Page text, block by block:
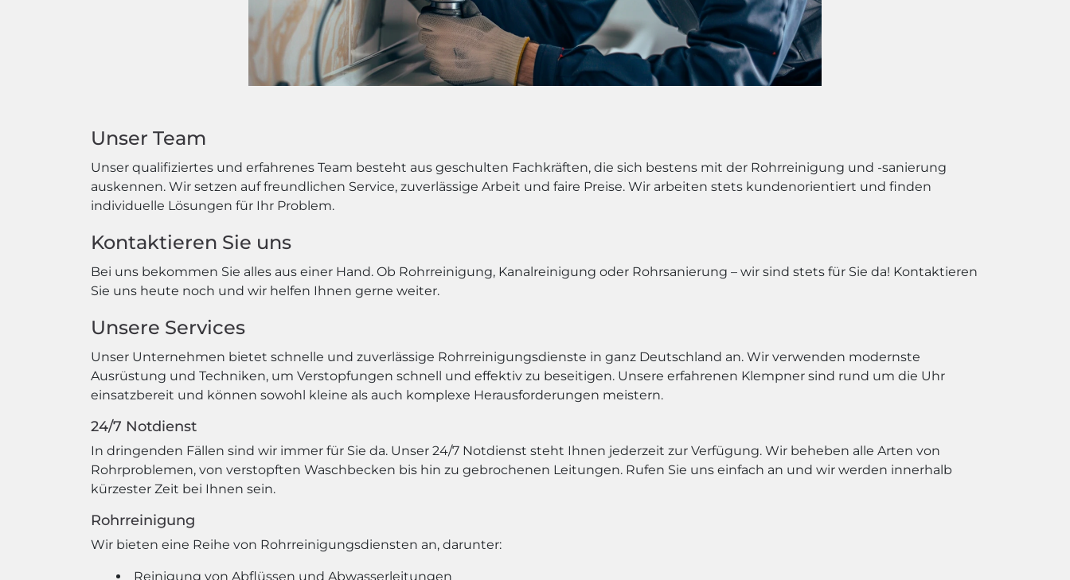
Unser Team
Unser qualifiziertes und erfahrenes Team besteht aus geschulten Fachkräften, die sich bestens mit der Rohrreinigung und -sanierung
auskennen. Wir setzen auf freundlichen Service, zuverlässige Arbeit und faire Preise. Wir arbeiten stets kundenorientiert und finden
individuelle Lösungen für Ihr Problem.
Kontaktieren Sie uns
Bei uns bekommen Sie alles aus einer Hand. Ob Rohrreinigung, Kanalreinigung oder Rohrsanierung – wir sind stets für Sie da! Kontaktieren
Sie uns heute noch und wir helfen Ihnen gerne weiter.
Unsere Services
Unser Unternehmen bietet schnelle und zuverlässige Rohrreinigungsdienste in ganz Deutschland an. Wir verwenden modernste
Ausrüstung und Techniken, um Verstopfungen schnell und effektiv zu beseitigen. Unsere erfahrenen Klempner sind rund um die Uhr
einsatzbereit und können sowohl kleine als auch komplexe Herausforderungen meistern.
24/7 Notdienst
In dringenden Fällen sind wir immer für Sie da. Unser 24/7 Notdienst steht Ihnen jederzeit zur Verfügung. Wir beheben alle Arten von
Rohrproblemen, von verstopften Waschbecken bis hin zu gebrochenen Leitungen. Rufen Sie uns einfach an und wir werden innerhalb
kürzester Zeit bei Ihnen sein.
Rohrreinigung
Wir bieten eine Reihe von Rohrreinigungsdiensten an, darunter:
Reinigung von Abflüssen und Abwasserleitungen